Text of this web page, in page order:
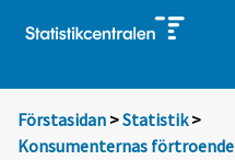
Förstasidan >Statistik >
Konsumenternas förtroende